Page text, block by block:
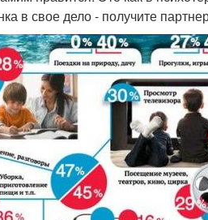
в свое дело - получите